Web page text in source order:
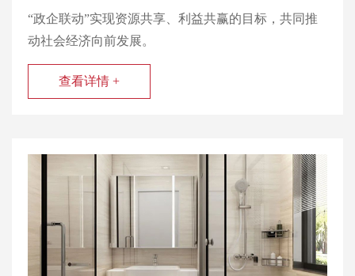
“政企联动”实现资源共享、利益共赢的目标，共同推
动社会经济向前发展。
查看详情 +